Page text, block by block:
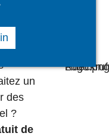
avec
un
des
?
de